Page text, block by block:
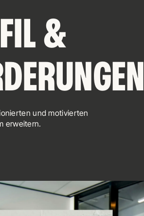
&
und motivierten
erweitern.